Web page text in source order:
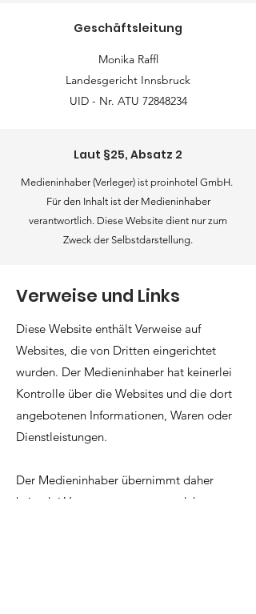
Geschäftsleitung
Monika Raffl
Landesgericht Innsbruck
UID - Nr. ATU 72848234
Laut §25, Absatz 2
Medieninhaber (Verleger) ist proinhotel GmbH.
Für den Inhalt ist der Medieninhaber
verantwortlich. Diese Website dient nur zum
Zweck der Selbstdarstellung.
Verweise und Links
Diese Website enthält Verweise auf
Websites, die von Dritten eingerichtet
wurden. Der Medieninhaber hat keinerlei
Kontrolle über die Websites und die dort
angebotenen Informationen, Waren oder
Dienstleistungen.
Der Medieninhaber übernimmt daher
keinerlei Verantwortung, aus welchem